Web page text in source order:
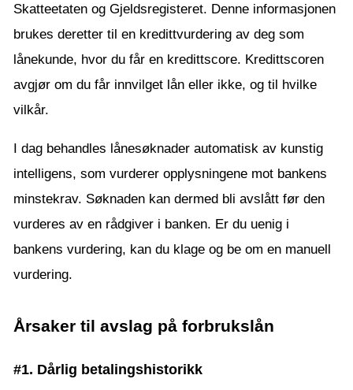
Skatteetaten og Gjeldsregisteret. Denne informasjonen
brukes deretter til en kredittvurdering av deg som
lånekunde, hvor du får en kredittscore. Kredittscoren
avgjør om du får innvilget lån eller ikke, og til hvilke
vilkår.
I dag behandles lånesøknader automatisk av kunstig
intelligens, som vurderer opplysningene mot bankens
minstekrav. Søknaden kan dermed bli avslått før den
vurderes av en rådgiver i banken. Er du uenig i
bankens vurdering, kan du klage og be om en manuell
vurdering.
Årsaker til avslag på forbrukslån
#1. Dårlig betalingshistorikk